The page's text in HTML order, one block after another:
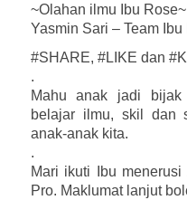
~Olahan ilmu Ibu Rose~
Yasmin Sari – Team Ibu
#SHARE, #LIKE dan
.
Mahu anak jadi
belajar ilmu, skil dan
anak-anak kita.
.
Mari ikuti Ibu
Pro. Maklumat lanjut